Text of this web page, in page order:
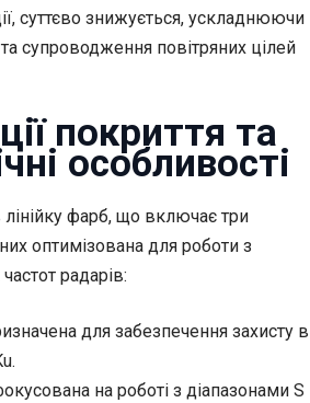
суттєво знижується, ускладнюючи
супроводження повітряних цілей
покриття та
особливості
фарб, що включає три
оптимізована для роботи з
радарів:
для забезпечення захисту в
на роботі з діапазонами S